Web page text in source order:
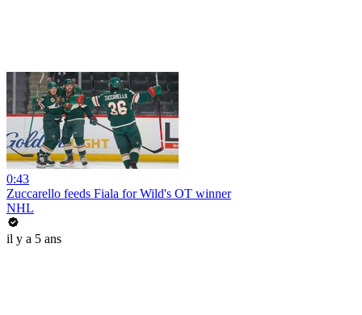
0:43
Zuccarello feeds Fiala for Wild's OT winner
NHL
il y a 5 ans